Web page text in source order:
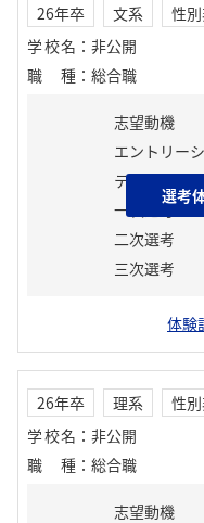
26年卒 文系
性
学校名 ： 非公開
職種 ： 総合職
志望動機
エントリー
テスト
一次選考
二次選考
三次選考
体験
選考
26年卒 理系
性
学校名 ： 非公開
職種 ： 総合職
志望動機